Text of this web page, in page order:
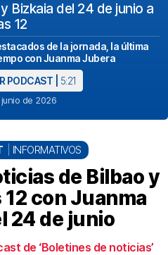
Bizkaia del 24 de junio a
12
de la jornada, la última
con Juanma Jubera
PODCAST | 5:21
de 2026
INFORMATIVOS
de Bilbao y
con Juanma
24 de junio
de ‘Boletines de noticias’